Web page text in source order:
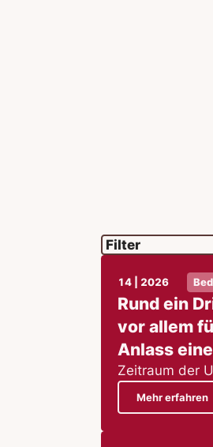
14 | 2026
Rund ein
vor allem
Anlass
Zeitraum der
Mehr erfahren